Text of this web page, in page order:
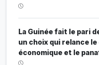
La Guinée fait le pari
un choix qui relance
économique et le